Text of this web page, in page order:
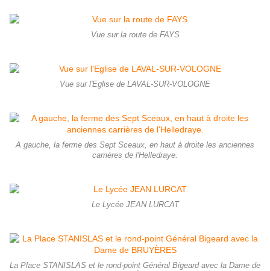
Vue sur la route de FAYS
Vue sur l'Eglise de LAVAL-SUR-VOLOGNE
A gauche, la ferme des Sept Sceaux, en haut à droite les anciennes
carrières de l'Helledraye.
Le Lycée JEAN LURCAT
La Place STANISLAS et le rond-point Général Bigeard avec la Dame de